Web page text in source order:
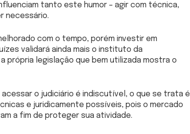
tanto este humor – agir com técnica,
necessário.
com o tempo, porém investir em
validará ainda mais o instituto da
própria legislação que bem utilizada mostra o
o judiciário é indiscutível, o que se trata é
e juridicamente possíveis, pois o mercado
a fim de proteger sua atividade.